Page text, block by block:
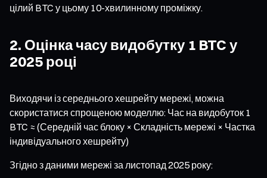
цілий BTC у цьому 10-хвилинному проміжку.
2. Оцінка часу видобутку 1 BTC у
2025 році
Виходячи із середнього хешрейту мережі, можна
скористатися спрощеною моделлю: Час на видобуток 1
BTC ≈ (Середній час блоку × Складність мережі × Частка
індивідуального хешрейту)
Згідно з даними мережі за листопад 2025 року: